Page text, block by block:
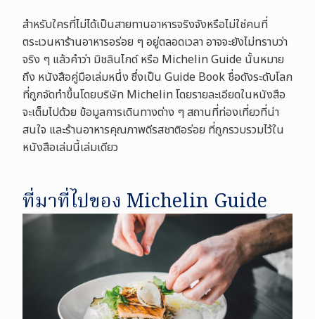
สำหรับใครที่ไม่ได้เป็นสายทานอาหารจริงจังหรือไม่ใช่คนที่
ตระเวนหาร้านอาหารอร่อย ๆ อยู่ตลอดเวลา อาจจะยังไม่ทราบว่า
จริง ๆ แล้วคำว่า มิชลินไกด์ หรือ Michelin Guide นั้นหมาย
ถึง หนังสือคู่มือเล่มหนึ่ง ซึ่งเป็น Guide Book ชื่อดังระดับโลก
ที่ถูกจัดทำขึ้นโดยบริษัท Michelin โดยรายละเอียดในหนังสือ
จะเต็มไปด้วย ข้อมูลการเดินทางต่าง ๆ สถานที่ท่องเที่ยวที่น่า
สนใจ และร้านอาหารคุณภาพดีรสชาติอร่อย ที่ถูกรวบรวมไว้ใน
หนังสือเล่มนี้เล่มเดียว
ที่มาที่ไปของ Michelin Guide